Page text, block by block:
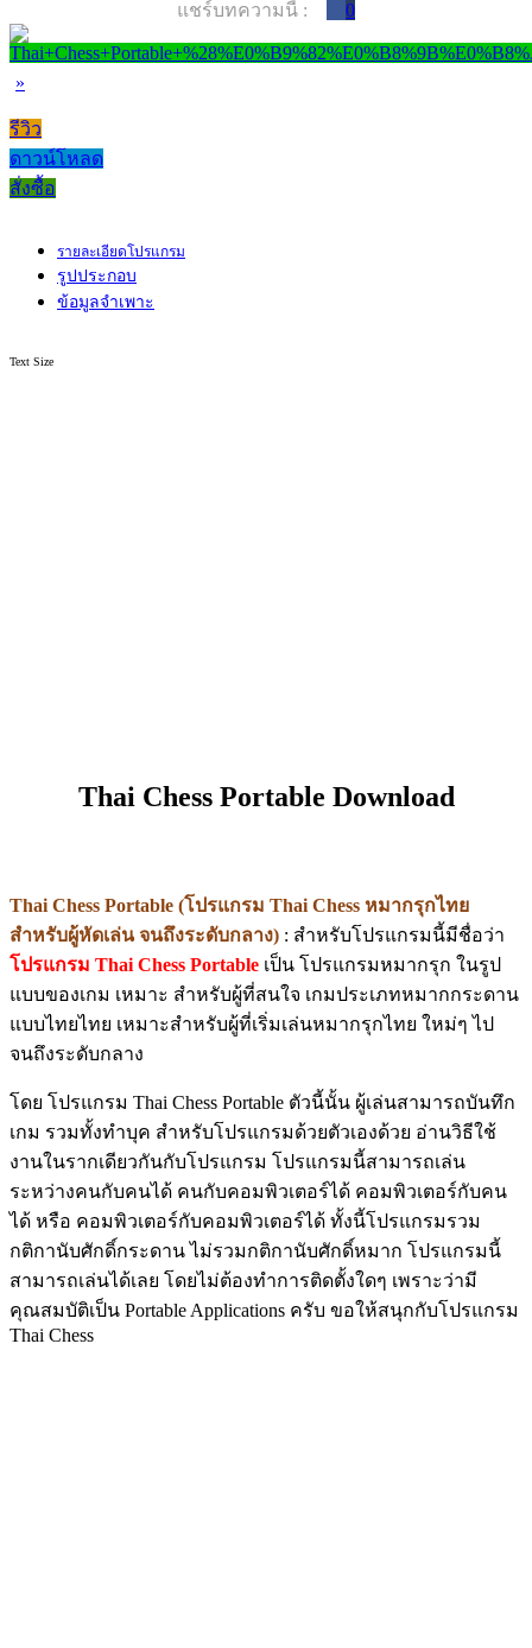
แชร์บทความนี้ : 0
»
รีวิว
ดาวน์โหลด
สั่งซื้อ
รายละเอียดโปรแกรม
รูปประกอบ
ข้อมูลจำเพาะ
Text Size
Thai Chess Portable Download
Thai Chess Portable (โปรแกรม Thai Chess หมากรุกไทย
สำหรับผู้หัดเล่น จนถึงระดับกลาง) : สำหรับโปรแกรมนี้มีชื่อว่า
โปรแกรม Thai Chess Portable เป็น โปรแกรมหมากรุก ในรูป
แบบของเกม เหมาะ สำหรับผู้ที่สนใจ เกมประเภทหมากกระดาน
แบบไทยไทย เหมาะสำหรับผู้ที่เริ่มเล่นหมากรุกไทย ใหม่ๆ ไป
จนถึงระดับกลาง
โดย โปรแกรม Thai Chess Portable ตัวนี้นั้น ผู้เล่นสามารถบันทึก
เกม รวมทั้งทำบุค สำหรับโปรแกรมด้วยตัวเองด้วย อ่านวิธีใช้
งานในรากเดียวกันกับโปรแกรม โปรแกรมนี้สามารถเล่น
ระหว่างคนกับคนได้ คนกับคอมพิวเตอร์ได้ คอมพิวเตอร์กับคน
ได้ หรือ คอมพิวเตอร์กับคอมพิวเตอร์ได้ ทั้งนี้โปรแกรมรวม
กติกานับศักดิ์กระดาน ไม่รวมกติกานับศักดิ์หมาก โปรแกรมนี้
สามารถเล่นได้เลย โดยไม่ต้องทำการติดตั้งใดๆ เพราะว่ามี
คุณสมบัติเป็น Portable Applications ครับ ขอให้สนุกกับโปรแกรม
Thai Chess